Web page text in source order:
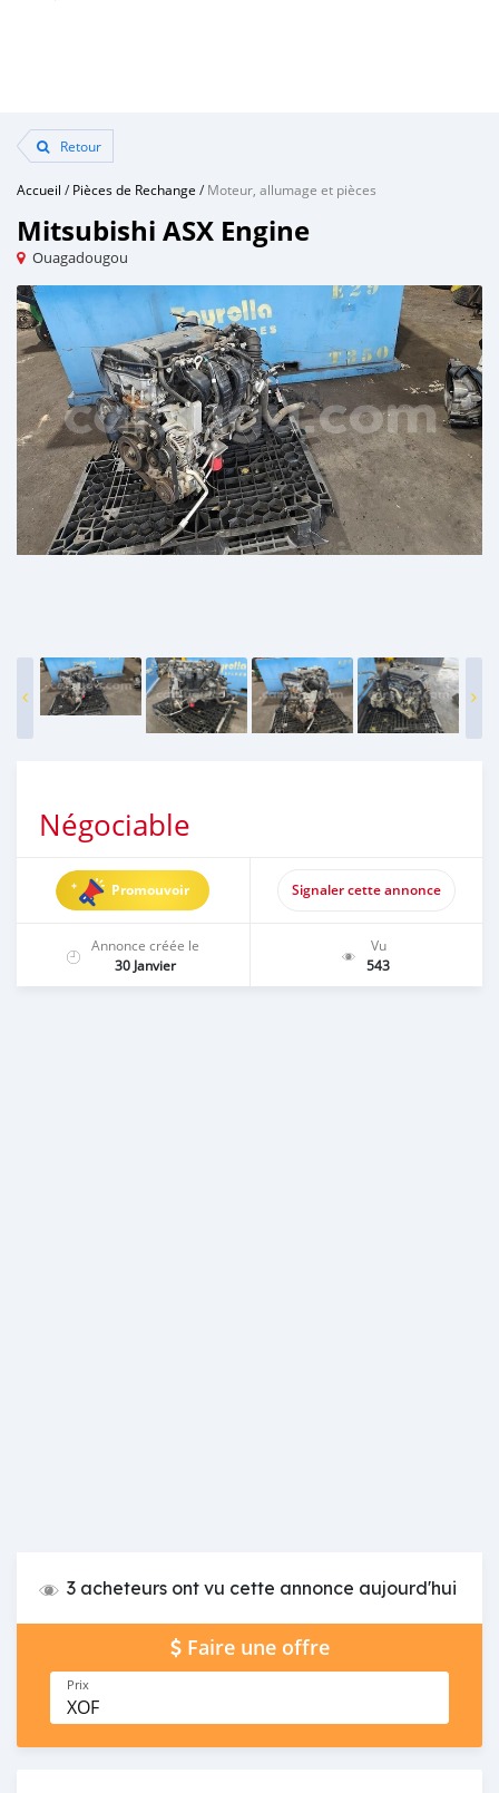
Retour
Accueil /Pièces de Rechange /Moteur, allumage et pièces
Mitsubishi ASX Engine
Ouagadougou
Négociable
Promouvoir Signaler cette annonce
Annonce créée le
30 Janvier
Vu
543
3 acheteurs ont vu cette annonce aujourd'hui
Faire une offre
Prix
XOF